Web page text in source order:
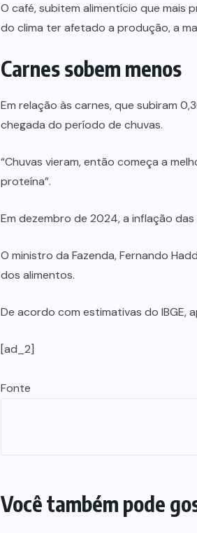
O café, subitem alimentício que mais
do clima ter afetado a produção, a
Carnes sobem menos
Em relação às carnes, que subiram
chegada do período de chuvas.
“Chuvas vieram, então começa a
proteína”.
Em dezembro de 2024, a inflação
O ministro da Fazenda, Fernando
dos alimentos.
De acordo com estimativas do IBGE,
[ad_2]
Fonte
Você também pode